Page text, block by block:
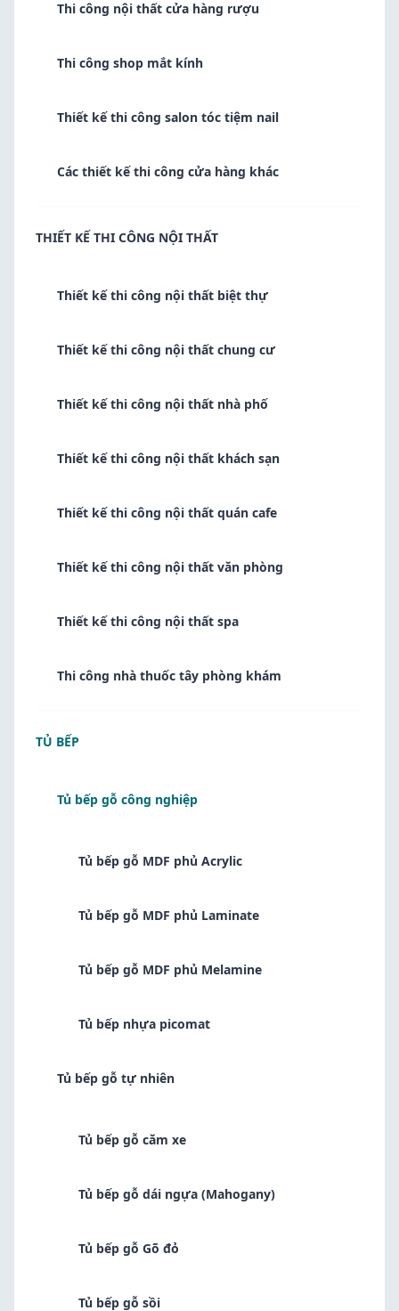
Thi công nội thất cửa hàng rượu
Thi công shop mắt kính
Thiết kế thi công salon tóc tiệm nail
Các thiết kế thi công cửa hàng khác
THIẾT KẾ THI CÔNG NỘI THẤT
Thiết kế thi công nội thất biệt thự
Thiết kế thi công nội thất chung cư
Thiết kế thi công nội thất nhà phố
Thiết kế thi công nội thất khách sạn
Thiết kế thi công nội thất quán cafe
Thiết kế thi công nội thất văn phòng
Thiết kế thi công nội thất spa
Thi công nhà thuốc tây phòng khám
TỦ BẾP
Tủ bếp gỗ công nghiệp
Tủ bếp gỗ MDF phủ Acrylic
Tủ bếp gỗ MDF phủ Laminate
Tủ bếp gỗ MDF phủ Melamine
Tủ bếp nhựa picomat
Tủ bếp gỗ tự nhiên
Tủ bếp gỗ căm xe
Tủ bếp gỗ dái ngựa (Mahogany)
Tủ bếp gỗ Gõ đỏ
Tủ bếp gỗ sồi